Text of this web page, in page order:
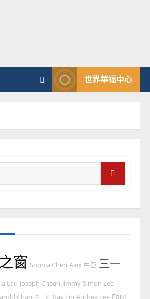
世界華福中心
窗 Sophia Chen Alex 中亞 三一
Lau Joseph Chean Jimmy Simon Lee
Chan 三一神 Ray Lin Andrea Lee Paul
差傳過來人的佳美見證｜歐
余自力
教會發展 門徒培育
如何以國度思維建造地方堂
會？